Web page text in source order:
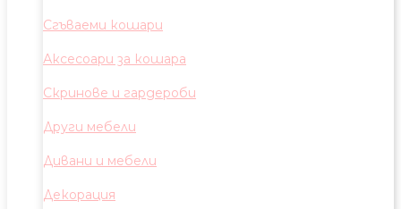
Сгъваеми кошари
Аксесоари за кошара
Скринове и гардероби
Други мебели
Дивани и мебели
Декорация